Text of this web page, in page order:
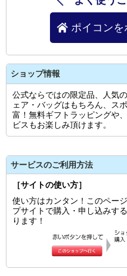
ポイコン
ショップ情報
公式ならではの限定品、人気
ェア・バッグはもちろん、ス
富！無料ギフトラッピングや
ビスもお楽しみ頂けます。
サービスのご利用方法
［サイトの使い方］
使い方はカンタン！このペー
プサイトで購入・申し込みす
ります！